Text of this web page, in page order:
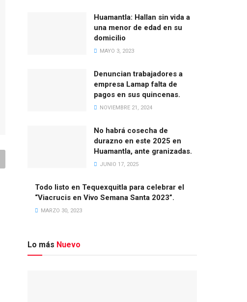
Huamantla: Hallan sin vida a
una menor de edad en su
domicilio
MAYO 3, 2023
Denuncian trabajadores a
empresa Lamap falta de
pagos en sus quincenas.
NOVIEMBRE 21, 2024
No habrá cosecha de
durazno en este 2025 en
Huamantla, ante granizadas.
JUNIO 17, 2025
Todo listo en Tequexquitla para celebrar el
“Viacrucis en Vivo Semana Santa 2023”.
MARZO 30, 2023
Lo más Nuevo